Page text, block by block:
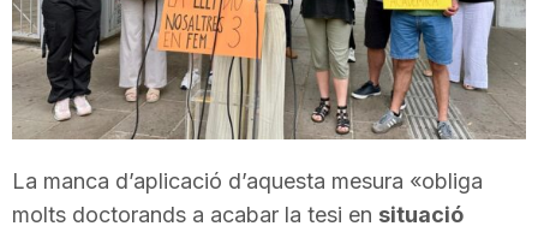
r
a
La manca d’aplicació d’aquesta mesura «obliga
molts doctorands a acabar la tesi en situació